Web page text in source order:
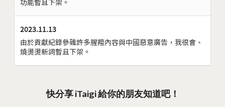
功能暫且下架。
2023.11.13
由於貢獻紀錄參雜許多腥羶內容與中國惡意廣告，我很會、
燒燙燙新詞暫且下架。
快分享 iTaigi 給你的朋友知道吧！